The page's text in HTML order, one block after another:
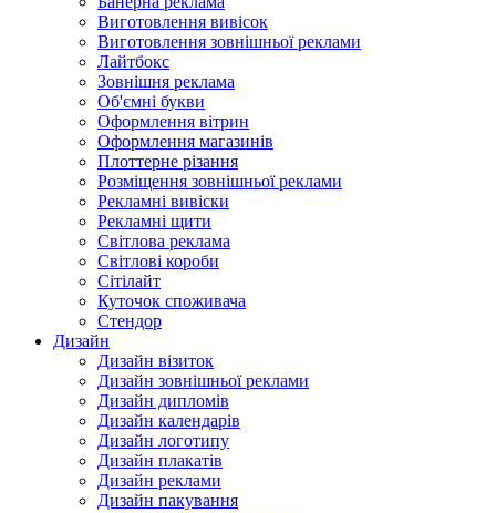
Виготовлення вивісок
Виготовлення зовнішньої реклами
Лайтбокс
Зовнішня реклама
Об'ємні букви
Оформлення вітрин
Оформлення магазинів
Плоттерне різання
Розміщення зовнішньої реклами
Рекламні вивіски
Рекламні щити
Світлова реклама
Світлові короби
Сітілайт
Куточок споживача
Стендор
Дизайн
Дизайн візиток
Дизайн зовнішньої реклами
Дизайн дипломів
Дизайн календарів
Дизайн логотипу
Дизайн плакатів
Дизайн реклами
Дизайн пакування